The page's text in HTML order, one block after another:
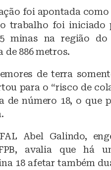
foi apontada
trabalho foi iniciado
minas na região
886 metros.
de terra
para o “risco de
de número 18, o que
Abel Galindo,
avalia que há
18 afetar também